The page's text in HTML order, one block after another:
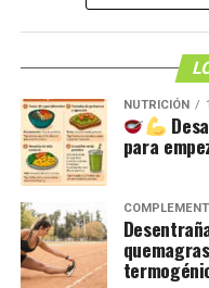
NUTRICIÓN
para